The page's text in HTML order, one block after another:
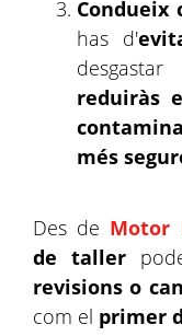
Condueix
has d'
reduiràs
més
Des de Motor
de taller
revisions o
com el primer